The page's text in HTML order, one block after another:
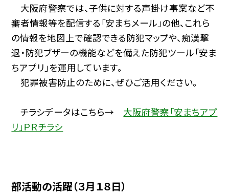
大阪府警察では、子供に対する声掛け事案など不
審者情報等を配信する「安まちメール」の他、これら
の情報を地図上で確認できる防犯マップや、痴漢撃
退・防犯ブザーの機能などを備えた防犯ツール「安ま
ちアプリ」を運用しています。
犯罪被害防止のために、ぜひご活用ください。
チラシデータはこちら→ 大阪府警察「安まちアプ
リ」ＰＲチラシ
部活動の活躍（３月１８日）